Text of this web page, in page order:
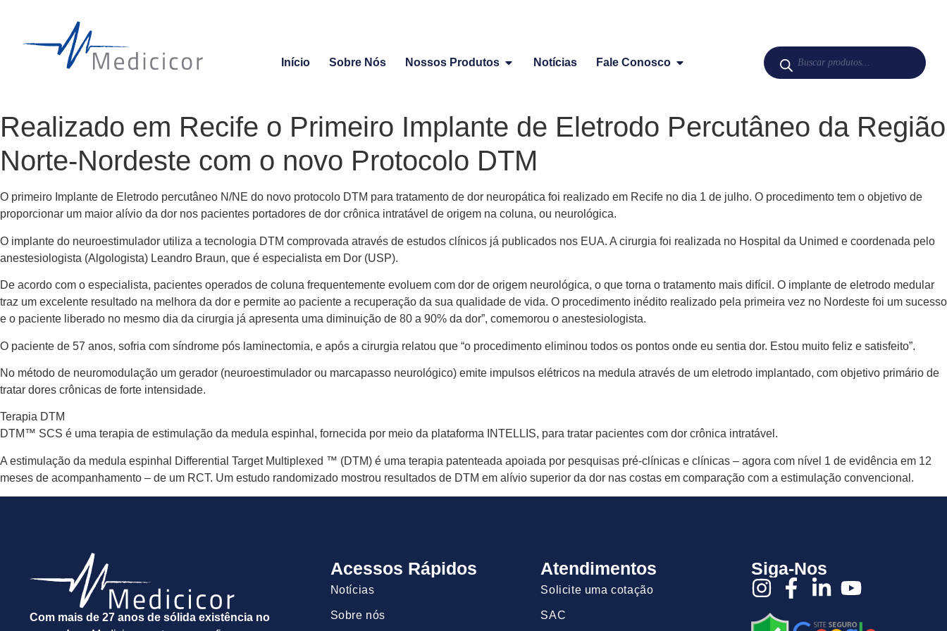
Início Sobre Nós Nossos Produtos Notícias Fale Conosco
Realizado em Recife o Primeiro Implante de Eletrodo Percutâneo da Região
Norte-Nordeste com o novo Protocolo DTM
O primeiro Implante de Eletrodo percutâneo N/NE do novo protocolo DTM para tratamento de dor neuropática foi realizado em Recife no dia 1 de julho. O procedimento tem o objetivo de
proporcionar um maior alívio da dor nos pacientes portadores de dor crônica intratável de origem na coluna, ou neurológica.
O implante do neuroestimulador utiliza a tecnologia DTM comprovada através de estudos clínicos já publicados nos EUA. A cirurgia foi realizada no Hospital da Unimed e coordenada pelo
anestesiologista (Algologista) Leandro Braun, que é especialista em Dor (USP).
De acordo com o especialista, pacientes operados de coluna frequentemente evoluem com dor de origem neurológica, o que torna o tratamento mais difícil. O implante de eletrodo medular
traz um excelente resultado na melhora da dor e permite ao paciente a recuperação da sua qualidade de vida. O procedimento inédito realizado pela primeira vez no Nordeste foi um sucesso
e o paciente liberado no mesmo dia da cirurgia já apresenta uma diminuição de 80 a 90% da dor”, comemorou o anestesiologista.
O paciente de 57 anos, sofria com síndrome pós laminectomia, e após a cirurgia relatou que “o procedimento eliminou todos os pontos onde eu sentia dor. Estou muito feliz e satisfeito”.
No método de neuromodulação um gerador (neuroestimulador ou marcapasso neurológico) emite impulsos elétricos na medula através de um eletrodo implantado, com objetivo primário de
tratar dores crônicas de forte intensidade.
Terapia DTM
DTM™ SCS é uma terapia de estimulação da medula espinhal, fornecida por meio da plataforma INTELLIS, para tratar pacientes com dor crônica intratável.
A estimulação da medula espinhal Differential Target Multiplexed ™ (DTM) é uma terapia patenteada apoiada por pesquisas pré-clínicas e clínicas – agora com nível 1 de evidência em 12
meses de acompanhamento – de um RCT. Um estudo randomizado mostrou resultados de DTM em alívio superior da dor nas costas em comparação com a estimulação convencional.
Com mais de 27 anos de sólida existência no
Acessos Rápidos
Notícias
Sobre nós
Atendimentos
Solicite uma cotação
SAC
Siga-Nos